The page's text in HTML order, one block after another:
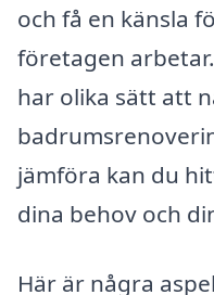
och få en känsla
företagen
har olika sätt att
jämföra kan du
dina behov och
Här är några